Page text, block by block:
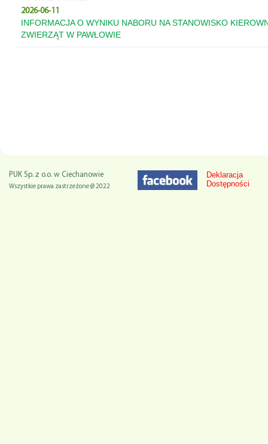
2026-06-11
INFORMACJA O WYNIKU NABORU NA STANOWISKO
ZWIERZĄT W PAWŁOWIE
PUK Sp. z o.o. w Ciechanowie
Wszystkie prawa zastrzeżone @ 2022
Deklaracja
Dostępności